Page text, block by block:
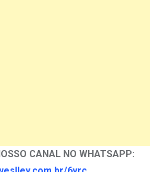
CANAL NO WHATSAPP: